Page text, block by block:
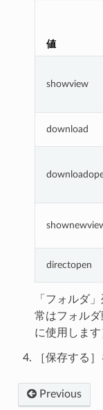
値
showview
download
directopen
「フォルダ
常はフォル
に使用します
［保存する
Previous